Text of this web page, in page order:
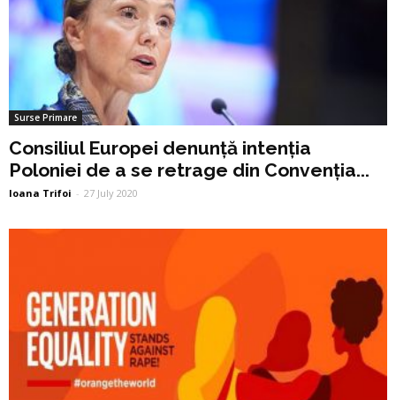
Surse Primare
Consiliul Europei denunță intenția
Poloniei de a se retrage din Convenția...
Ioana Trifoi - 27 July 2020